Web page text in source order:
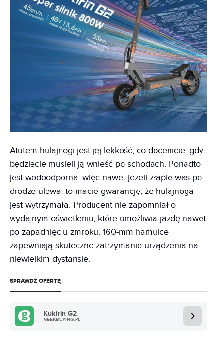
Atutem hulajnogi jest jej lekkość, co docenicie, gdy
będziecie musieli ją wnieść po schodach. Ponadto
jest wodoodporna, więc nawet jeżeli złapie was po
drodze ulewa, to macie gwarancję, że hulajnoga
jest wytrzymała. Producent nie zapomniał o
wydajnym oświetleniu, które umożliwia jazdę nawet
po zapadnięciu zmroku. 160-mm hamulce
zapewniają skuteczne zatrzymanie urządzenia na
niewielkim dystansie.
SPRAWDŹ OFERTĘ
Kukirin G2
GEEKBUYING.PL